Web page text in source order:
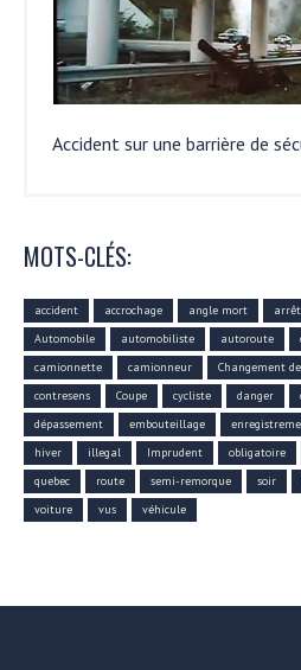
Accident sur une barrière de
MOTS-CLÉS:
accident accrochage angle mort arrêt
Automobile
automobiliste autoroute
camionnette
camionneur Changement
contresens
Coupe cycliste danger
dépassement
embouteillage
hiver
illegal Imprudent obligatoire
quebec
route semi-remorque soir
voiture
vus véhicule